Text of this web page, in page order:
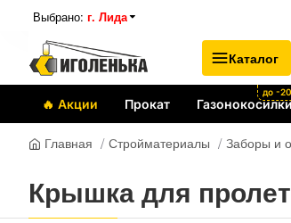
Выбрано: г. Лида
Каталог
🔥 Акции Прокат
до -
Главная Стройматериалы Заборы и
Крышка для